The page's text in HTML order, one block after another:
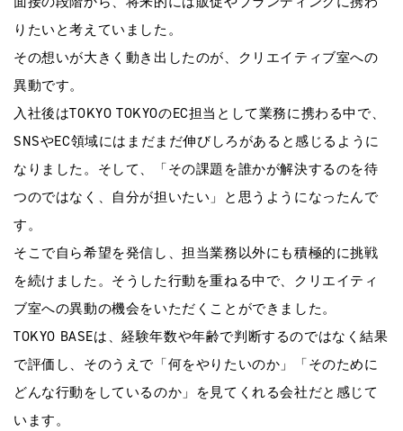
りたいと考えていました。
その想いが大きく動き出したのが、クリエイティブ室への
異動です。
入社後はTOKYO TOKYOのEC担当として業務に携わる中で、
SNSやEC領域にはまだまだ伸びしろがあると感じるように
なりました。そして、「その課題を誰かが解決するのを待
つのではなく、自分が担いたい」と思うようになったんで
す。
そこで自ら希望を発信し、担当業務以外にも積極的に挑戦
を続けました。そうした行動を重ねる中で、クリエイティ
ブ室への異動の機会をいただくことができました。
TOKYO BASEは、経験年数や年齢で判断するのではなく結果
で評価し、そのうえで「何をやりたいのか」「そのために
どんな行動をしているのか」を見てくれる会社だと感じて
います。